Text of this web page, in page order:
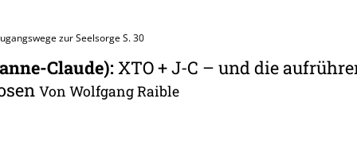
zur Seelsorge S. 30
Claude): XTO + J-C – und die
Von Wolfgang Raible